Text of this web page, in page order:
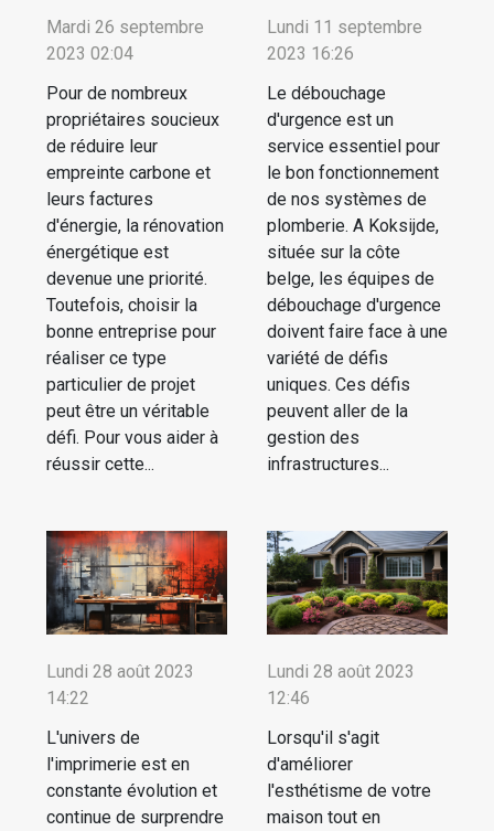
Mardi 26 septembre
2023 02:04
Pour de nombreux
propriétaires soucieux
de réduire leur
empreinte carbone et
leurs factures
d'énergie, la rénovation
énergétique est
devenue une priorité.
Toutefois, choisir la
bonne entreprise pour
réaliser ce type
particulier de projet
peut être un véritable
défi. Pour vous aider à
réussir cette...
Lundi 11 septembre
2023 16:26
Le débouchage
d'urgence est un
service essentiel pour
le bon fonctionnement
de nos systèmes de
plomberie. A Koksijde,
située sur la côte
belge, les équipes de
débouchage d'urgence
doivent faire face à une
variété de défis
uniques. Ces défis
peuvent aller de la
gestion des
infrastructures...
Lundi 28 août 2023
14:22
L'univers de
l'imprimerie est en
constante évolution et
continue de surprendre
Lundi 28 août 2023
12:46
Lorsqu'il s'agit
d'améliorer
l'esthétisme de votre
maison tout en